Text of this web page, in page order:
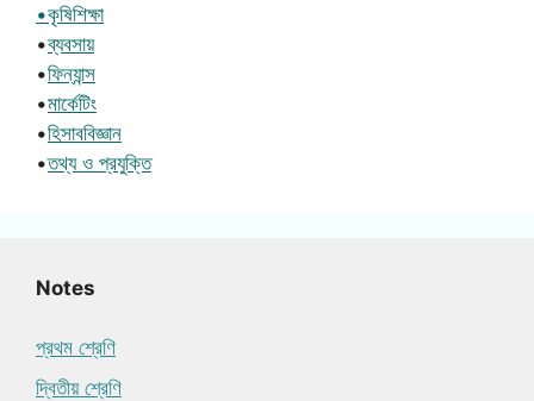
•কৃষিশিক্ষা
•ব্যবসায়
•ফিন্যান্স
•মার্কেটিং
•হিসাববিজ্ঞান
•তথ্য ও প্রযুক্তি
Notes
প্রথম শ্রেণি
দ্বিতীয় শ্রেণি